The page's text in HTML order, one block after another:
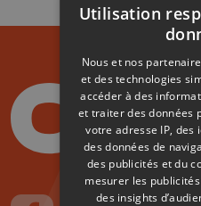
Utilisation
Nous et nos
et des technologies
accéder à des
et traiter des données
votre adresse IP, des
des données de
des publicités et du
mesurer les
des insights